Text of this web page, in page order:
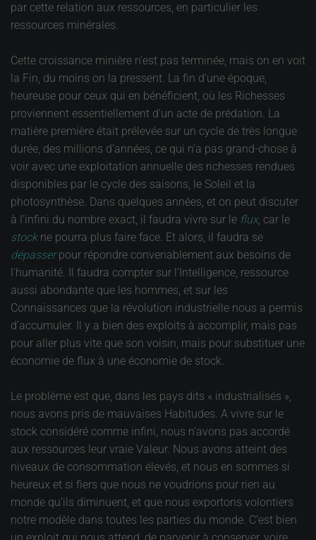
par cette relation aux ressources, en particulier les
ressources minérales.
Cette croissance minière n’est pas terminée, mais on en voit
la Fin, du moins on la pressent. La fin d’une époque,
heureuse pour ceux qui en bénéficient, où les Richesses
proviennent essentiellement d’un acte de prédation. La
matière première était prélevée sur un cycle de très longue
durée, des millions d’années, ce qui n’a pas grand-chose à
voir avec une exploitation annuelle des richesses rendues
disponibles par le cycle des saisons, le Soleil et la
photosynthèse. Dans quelques années, et on peut discuter
à l’infini du nombre exact, il faudra vivre sur le flux, car le
stockne pourra plus faire face. Et alors, il faudra se
dépasserpour répondre convenablement aux besoins de
l’humanité. Il faudra compter sur l’Intelligence, ressource
aussi abondante que les hommes, et sur les
Connaissances que la révolution industrielle nous a permis
d’accumuler. Il y a bien des exploits à accomplir, mais pas
pour aller plus vite que son voisin, mais pour substituer une
économie de flux à une économie de stock.
Le problème est que, dans les pays dits « industrialisés »,
nous avons pris de mauvaises Habitudes. A vivre sur le
stock considéré comme infini, nous n’avons pas accordé
aux ressources leur vraie Valeur. Nous avons atteint des
niveaux de consommation élevés, et nous en sommes si
heureux et si fiers que nous ne voudrions pour rien au
monde qu’ils diminuent, et que nous exportons volontiers
notre modèle dans toutes les parties du monde. C’est bien